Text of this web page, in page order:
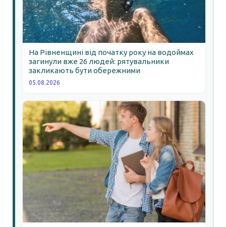
На Рівненщині від початку року на водоймах
загинули вже 26 людей: рятувальники
закликають бути обережними
05.08.2026